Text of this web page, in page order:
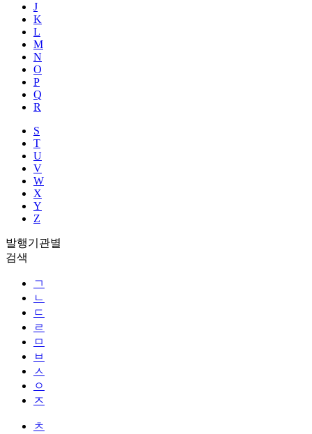
J
K
L
M
N
O
P
Q
R
S
T
U
V
W
X
Y
Z
발행기관별
검색
ㄱ
ㄴ
ㄷ
ㄹ
ㅁ
ㅂ
ㅅ
ㅇ
ㅈ
ㅊ